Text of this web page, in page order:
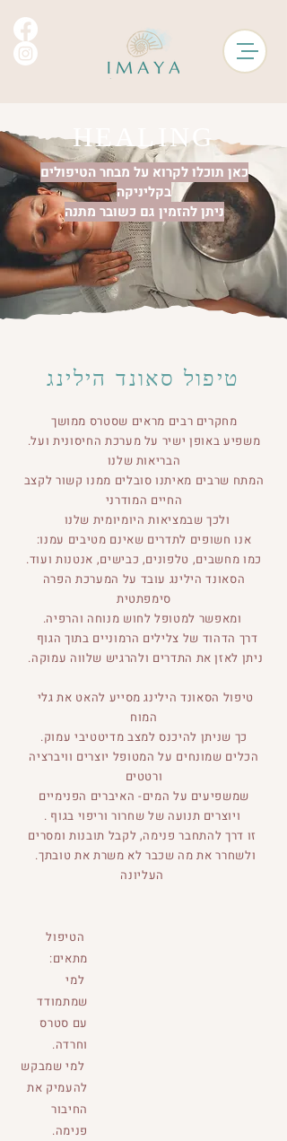
HEALING
כאן תוכלו לקרוא על מבחר הטיפולים
בקליניקה
ניתן להזמין גם כשובר מתנה
טיפול סאונד הילינג
מחקרים רבים מראים שסטרס ממושך
.משפיע באופן ישיר על מערכת החיסונית ועל
הבריאות שלנו
המתח שרבים מאיתנו סובלים ממנו קשור לקצב
החיים המודרני
ולכך שבמציאות היומיומית שלנו
:אנו חשופים לתדרים שאינם מטיבים עמנו
.כמו מחשבים, טלפונים, כבישים, אנטנות ועוד
הסאונד הילינג עובד על המערכת הפרה
סימפתטית
דרך הדהוד של צלילים הרמוניים בתוך הגוף
.ניתן לאזן את התדרים ולהרגיש שלווה עמוקה
המוח
.כך שניתן להיכנס למצב מדיטטיבי עמוק
הכלים שמונחים על המטופל יוצרים וויברציה
ורטטים
.ולשחרר את מה שכבר לא משרת את טובתך
הטיפול
מתאים:
למי
שמתמודד
עם סטרס
וחרדה.
למי שמבקש
להעמיק את
החיבור
פנימה.